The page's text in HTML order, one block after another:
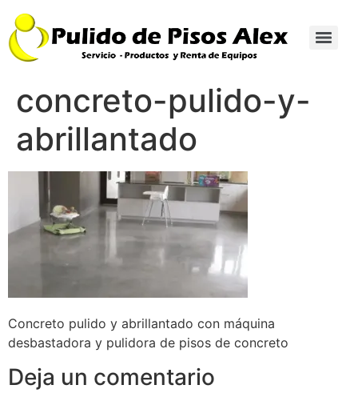
concreto-pulido-y-
abrillantado
Concreto pulido y abrillantado con máquina
desbastadora y pulidora de pisos de concreto
Deja un comentario